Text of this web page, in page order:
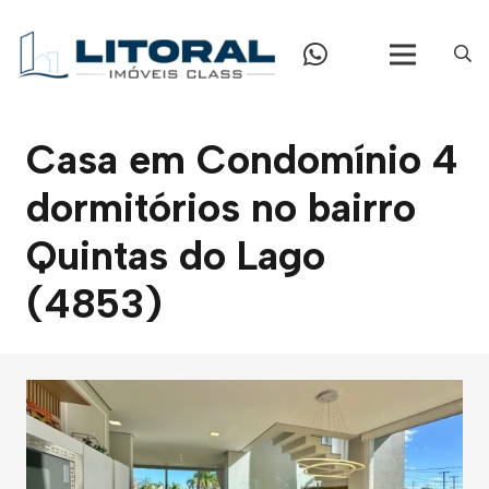
Casa em Condomínio 4
dormitórios no bairro
Quintas do Lago
(4853)